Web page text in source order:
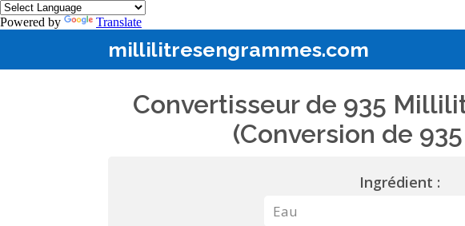
Powered by Translate
millilitresengrammes.com
Convertisseur de 935
(Conversion de
Ingrédient :